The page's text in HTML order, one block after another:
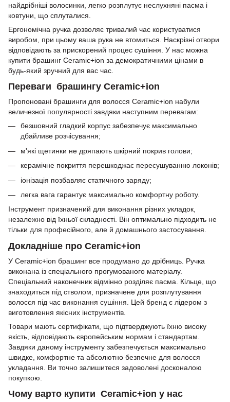
найдрібніші волосинки, легко розплутує неслухняні пасма і
ковтуни, що сплуталися.
Ергономічна ручка дозволяє тривалий час користуватися
виробом, при цьому ваша рука не втомиться. Наскрізні отвори
відповідають за прискорений процес сушіння. У нас можна
купити брашинг Ceramic+ion за демократичними цінами в
будь-який зручний для вас час.
Переваги брашингу Ceramic+ion
Пропоновані брашинги для волосся Ceramic+ion набули
величезної популярності завдяки наступним перевагам:
безшовний гладкий корпус забезпечує максимально
дбайливе розчісування;
м'які щетинки не дряпають шкірний покрив голови;
керамічне покриття перешкоджає пересушуванню локонів;
іонізація позбавляє статичного заряду;
легка вага гарантує максимально комфортну роботу.
Інструмент призначений для виконання різних укладок,
незалежно від їхньої складності. Він оптимально підходить не
тільки для професійного, але й домашнього застосування.
Докладніше про Ceramic+ion
У Ceramic+ion брашинг все продумано до дрібниць. Ручка
виконана із спеціального прогумованого матеріалу.
Спеціальний наконечник відмінно розділяє пасма. Кільце, що
знаходиться під стволом, призначене для розплутування
волосся під час виконання сушіння. Цей бренд є лідером з
виготовлення якісних інструментів.
Товари мають сертифікати, що підтверджують їхню високу
якість, відповідають європейським нормам і стандартам.
Завдяки даному інструменту забезпечується максимально
швидке, комфортне та абсолютно безпечне для волосся
укладання. Ви точно залишитеся задоволені досконалою
покупкою.
Чому варто купити Ceramic+ion у нас